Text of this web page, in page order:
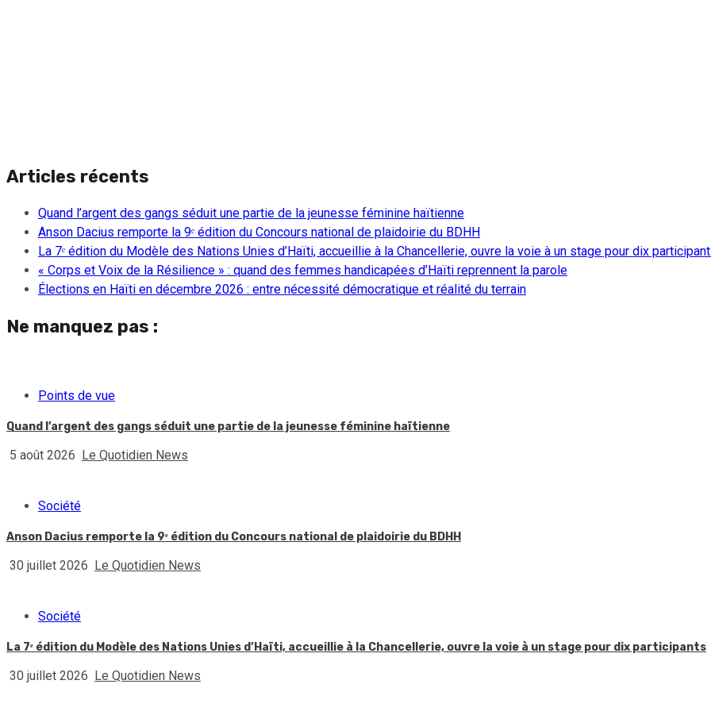
Articles récents
Quand l’argent des gangs séduit une partie de la jeunesse féminine haïtienne
Anson Dacius remporte la 9ᵉ édition du Concours national de plaidoirie du BDHH
La 7ᵉ édition du Modèle des Nations Unies d’Haïti, accueillie à la Chancellerie, ouvre la voie à un stage pour dix
« Corps et Voix de la Résilience » : quand des femmes handicapées d’Haïti reprennent la parole
Élections en Haïti en décembre 2026 : entre nécessité démocratique et réalité du terrain
Ne manquez pas :
Points de vue
Quand l’argent des gangs séduit une partie de la jeunesse féminine haïtienne
5 août 2026 Le Quotidien News
Société
Anson Dacius remporte la 9ᵉ édition du Concours national de plaidoirie du BDHH
30 juillet 2026 Le Quotidien News
Société
La 7ᵉ édition du Modèle des Nations Unies d’Haïti, accueillie à la Chancellerie, ouvre la voie à un stage pour dix participants
30 juillet 2026 Le Quotidien News